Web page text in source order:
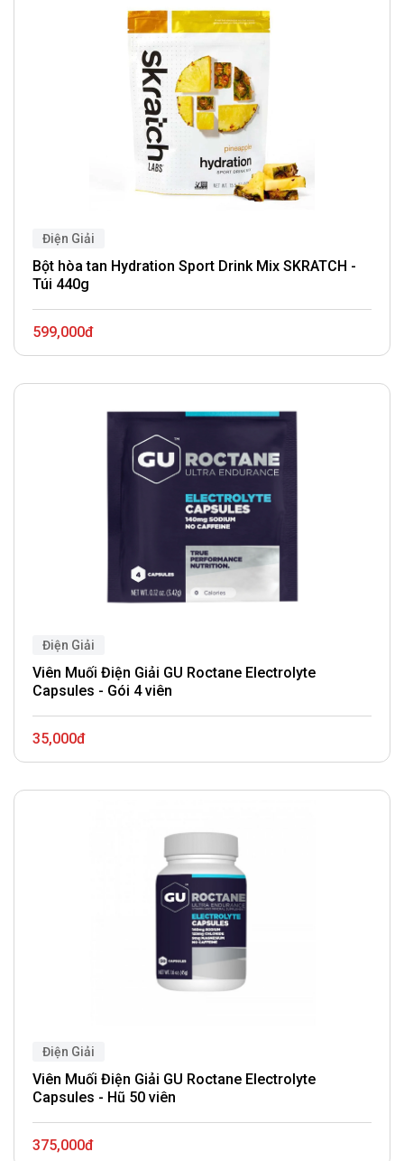
Điện Giải
Bột hòa tan Hydration Sport Drink Mix SKRATCH -
Túi 440g
599,000đ
Điện Giải
Viên Muối Điện Giải GU Roctane Electrolyte
Capsules - Gói 4 viên
35,000đ
Điện Giải
Viên Muối Điện Giải GU Roctane Electrolyte
Capsules - Hũ 50 viên
375,000đ